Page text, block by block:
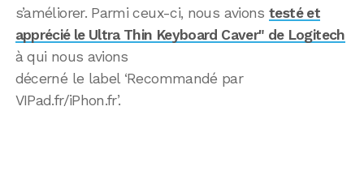
s’améliorer. Parmi ceux-ci, nous avionstesté et
apprécié le Ultra Thin Keyboard Caver" de Logitech
à qui nous avions
décerné le label ‘Recommandé par
VIPad.fr/iPhon.fr’.